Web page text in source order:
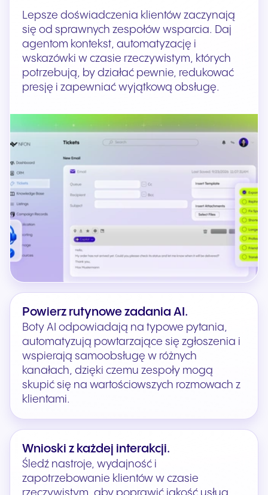
Lepsze doświadczenia klientów zaczynają
się od sprawnych zespołów wsparcia. Daj
agentom kontekst, automatyzację i
wskazówki w czasie rzeczywistym, których
potrzebują, by działać pewnie, redukować
presję i zapewniać wyjątkową obsługę.
Powierz rutynowe zadania AI.
Boty AI odpowiadają na typowe pytania,
automatyzują powtarzające się zgłoszenia i
wspierają samoobsługę w różnych
kanałach, dzięki czemu zespoły mogą
skupić się na wartościowszych rozmowach z
klientami.
Wnioski z każdej interakcji.
Śledź nastroje, wydajność i
zapotrzebowanie klientów w czasie